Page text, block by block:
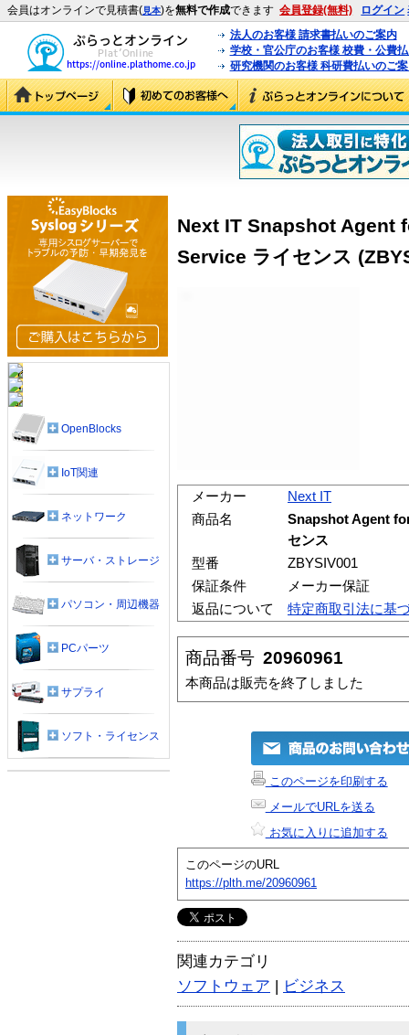
会員はオンラインで見積書(見本)を無料で作成できます 会員登録(無料) ログイン
法人のお客様 請求書払いのご案内
学校・官公庁のお客様 校費・公費
研究機関のお客様 科研費払いのご
Next IT Snapshot Agent
Service ライセンス
メーカー
Next IT
商品名
Snapshot Agent
センス
型番
ZBYSIV001
保証条件
メーカー保証
返品について
特定商取引法に基
商品番号 20960961
本商品は販売を終了しました
このページを印刷する
メールでURLを送る
お気に入りに追加する
このページのURL
https://plth.me/20960961
関連カテゴリ
ソフトウェア | ビジネス
OpenBlocks
IoT関連
ネットワーク
サーバ・ストレージ
パソコン・周辺機器
PCパーツ
サプライ
ソフト・ライセンス